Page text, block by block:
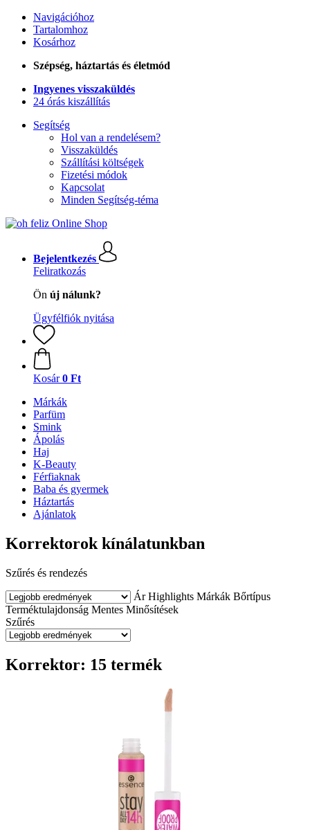
Navigációhoz
Tartalomhoz
Kosárhoz
Szépség, háztartás és életmód
Ingyenes visszaküldés
24 órás kiszállítás
Segítség
Hol van a rendelésem?
Visszaküldés
Szállítási költségek
Fizetési módok
Kapcsolat
Minden Segítség-téma
Bejelentkezés
Feliratkozás
Ön új nálunk?
Ügyfélfiók nyitása
Kosár 0 Ft
Márkák
Parfüm
Smink
Ápolás
Haj
K-Beauty
Férfiaknak
Baba és gyermek
Háztartás
Ajánlatok
Korrektorok kínálatunkban
Szűrés és rendezés
Ár Highlights Márkák Bőrtípus
Terméktulajdonság Mentes Minősítések
Szűrés
Korrektor: 15 termék